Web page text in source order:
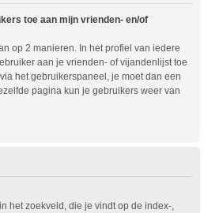
toe aan mijn vrienden- en/of
op 2 manieren. In het profiel van iedere
aan je vrienden- of vijandenlijst toe
het gebruikerspaneel, je moet dan een
pagina kun je gebruikers weer van
het zoekveld, die je vindt op de index-,